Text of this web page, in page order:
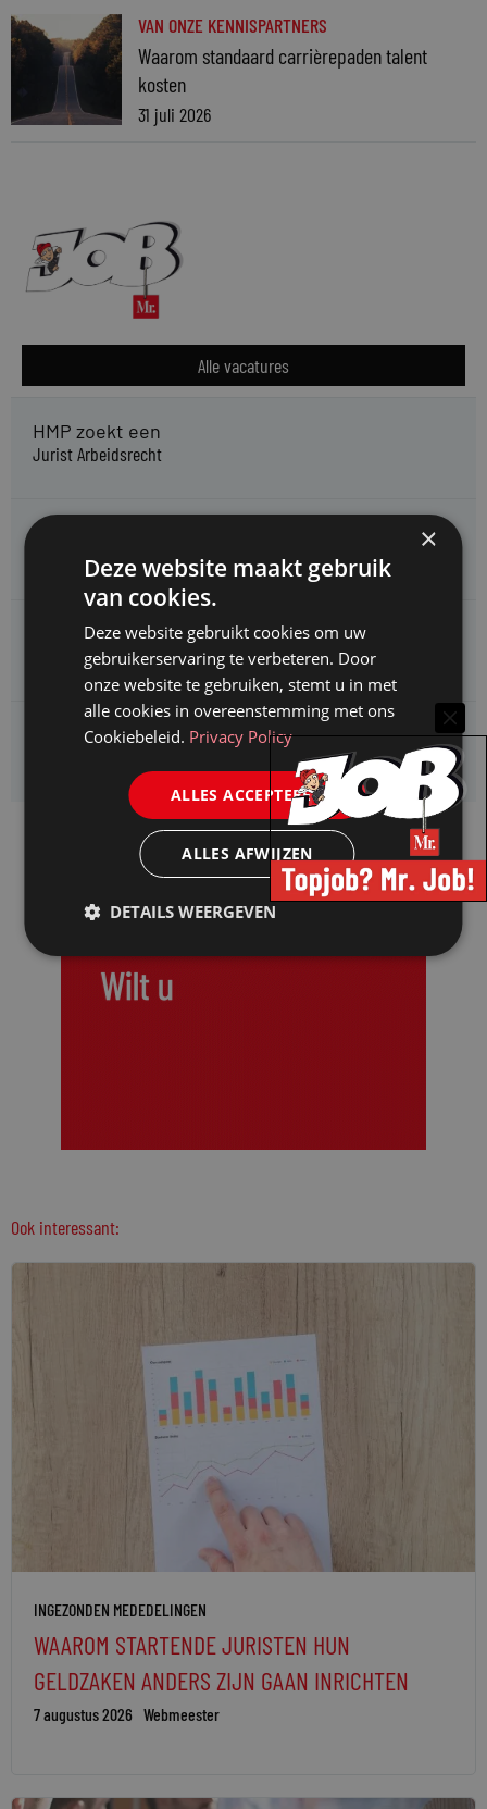
VAN ONZE KENNISPARTNERS
Waarom standaard carrièrepaden talent
kosten
31 juli 2026
Alle vacatures
HMP zoekt een
Jurist Arbeidsrecht
Gemeente Meppel zoekt een
Juridisch Adviseur
CAOP zoekt een
Juridisch adviseur (junior)
Kifid zoekt een
Ook interessant:
INGEZONDEN MEDEDELINGEN
WAAROM STARTENDE JURISTEN HUN
GELDZAKEN ANDERS ZIJN GAAN INRICHTEN
7 augustus 2026 Webmeester
×
Deze website maakt gebruik
van cookies.
Deze website gebruikt cookies om uw
gebruikerservaring te verbeteren. Door
onze website te gebruiken, stemt u in met
alle cookies in overeenstemming met ons
Cookiebeleid. Privacy Policy
ALLES ACCEPTEREN
ALLES AFWIJZEN
DETAILS WEERGEVEN